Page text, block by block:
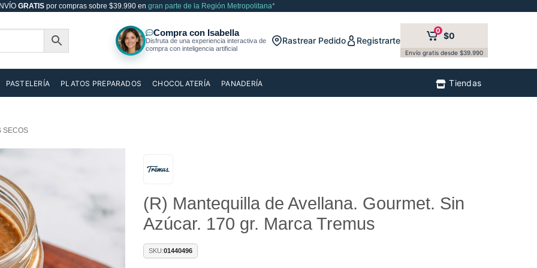
GRATISpor compras sobre $39.990 en gran parte de la Región Metropolitana*
Rastrear Pedido Registrarte
0 $0
Envío gratis desde $39.990
PASTELERÍA PLATOS PREPARADOS CHOCOLATERÍA PANADERÍA Tiendas
SECOS
lista de
deseos
(R) Mantequilla de Avellana. Gourmet. Sin
Azúcar. 170 gr. Marca Tremus
SKU:01440496